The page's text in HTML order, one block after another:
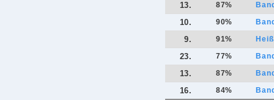
13. 87%
10. 90%
9. 91%
23. 77%
13. 87%
16. 84%